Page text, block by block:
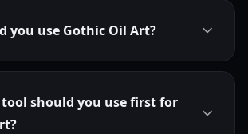
you use Gothic Oil Art?
tool should you use first for